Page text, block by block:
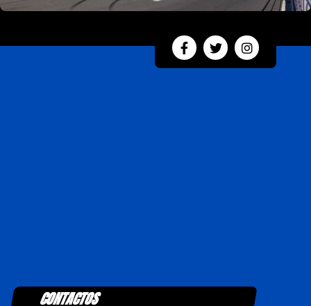
CONTACTOS